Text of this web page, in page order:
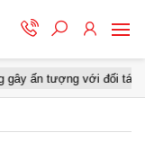
với đối tác miền